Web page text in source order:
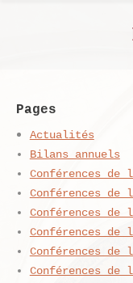
Pages
Actualités
Bilans annuels
Conférences de
Conférences de
Conférences de
Conférences de
Conférences de
Conférences de